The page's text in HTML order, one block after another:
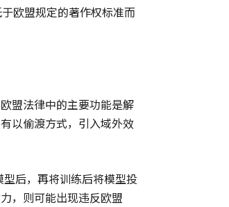
欧盟规定的著作权标准而
盟法律中的主要功能是解
以偷渡方式，引入域外效
后，再将训练后将模型投
，则可能出现违反欧盟